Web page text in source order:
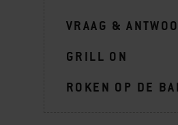
VRAAG &
GRILL ON
ROKEN OP DE